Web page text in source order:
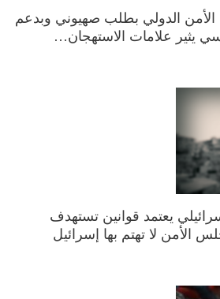
الدولي بطلب صهيوني وبدعم
يثير علامات الاستهجان…
يعتمد قوانين تستهدف
الأمن لا تهتم بها إسرائيل